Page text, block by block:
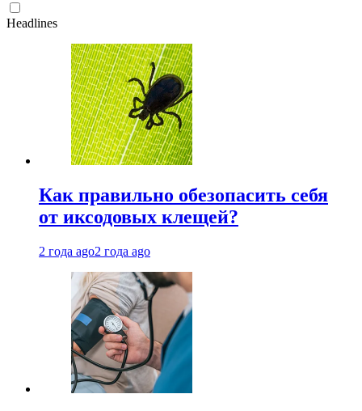
Headlines
Как правильно обезопасить себя
от иксодовых клещей?
2 года ago2 года ago